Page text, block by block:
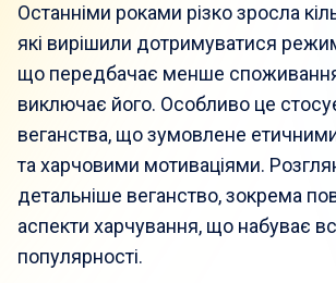
Останніми роками різко зросла
які вирішили дотримуватися
що передбачає менше
виключає його. Особливо це
веганства, що зумовлене
та харчовими мотиваціями.
детальніше веганство, зокрема
аспекти харчування, що набуває
популярності.